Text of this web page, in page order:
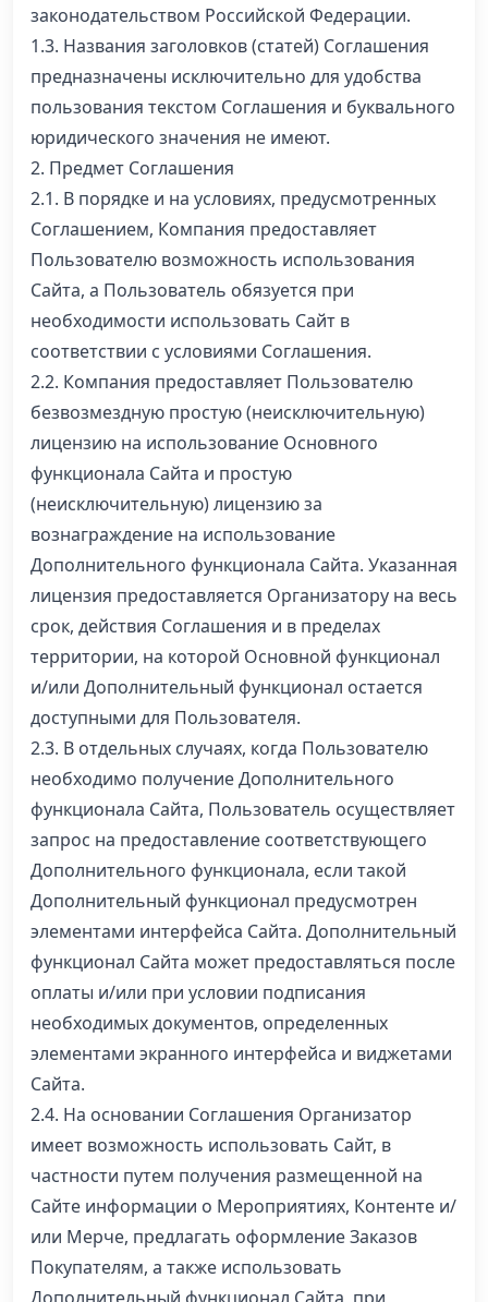
законодательством Российской Федерации.
1.3. Названия заголовков (статей) Соглашения
предназначены исключительно для удобства
пользования текстом Соглашения и буквального
юридического значения не имеют.
2. Предмет Соглашения
2.1. В порядке и на условиях, предусмотренных
Соглашением, Компания предоставляет
Пользователю возможность использования
Сайта, а Пользователь обязуется при
необходимости использовать Сайт в
соответствии с условиями Соглашения.
2.2. Компания предоставляет Пользователю
безвозмездную простую (неисключительную)
лицензию на использование Основного
функционала Сайта и простую
(неисключительную) лицензию за
вознаграждение на использование
Дополнительного функционала Сайта. Указанная
лицензия предоставляется Организатору на весь
срок, действия Соглашения и в пределах
территории, на которой Основной функционал
и/или Дополнительный функционал остается
доступными для Пользователя.
2.3. В отдельных случаях, когда Пользователю
необходимо получение Дополнительного
функционала Сайта, Пользователь осуществляет
запрос на предоставление соответствующего
Дополнительного функционала, если такой
Дополнительный функционал предусмотрен
элементами интерфейса Сайта. Дополнительный
функционал Сайта может предоставляться после
оплаты и/или при условии подписания
необходимых документов, определенных
элементами экранного интерфейса и виджетами
Сайта.
2.4. На основании Соглашения Организатор
имеет возможность использовать Сайт, в
частности путем получения размещенной на
Сайте информации о Мероприятиях, Контенте и/
или Мерче, предлагать оформление Заказов
Покупателям, а также использовать